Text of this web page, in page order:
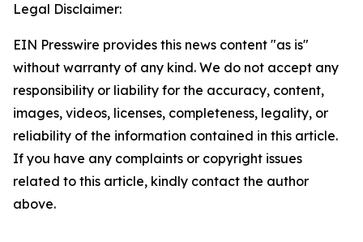
Legal Disclaimer:
EIN Presswire provides this news content "as is"
without warranty of any kind. We do not accept any
responsibility or liability for the accuracy, content,
images, videos, licenses, completeness, legality, or
reliability of the information contained in this article.
If you have any complaints or copyright issues
related to this article, kindly contact the author
above.